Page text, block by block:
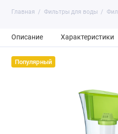
Главная Фильтры для воды
Описание Характеристики
Популярный